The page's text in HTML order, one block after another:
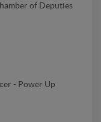
of Deputies
- Power Up